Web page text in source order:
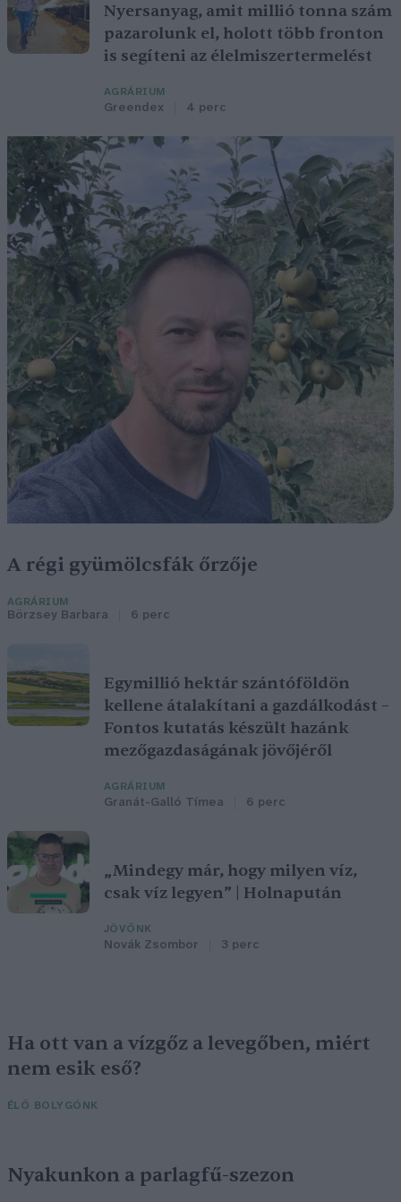
Nyersanyag, amit millió tonna szám
pazarolunk el, holott több fronton
is segíteni az élelmiszertermelést
AGRÁRIUM
Greendex 4 perc
A régi gyümölcsfák őrzője
AGRÁRIUM
Börzsey Barbara 6 perc
Egymillió hektár szántóföldön
kellene átalakítani a gazdálkodást –
Fontos kutatás készült hazánk
mezőgazdaságának jövőjéről
AGRÁRIUM
Granát-Galló Tímea 6 perc
„Mindegy már, hogy milyen víz,
csak víz legyen” | Holnapután
JÖVŐNK
Novák Zsombor 3 perc
Ha ott van a vízgőz a levegőben, miért
nem esik eső?
ÉLŐ BOLYGÓNK
Nyakunkon a parlagfű-szezon